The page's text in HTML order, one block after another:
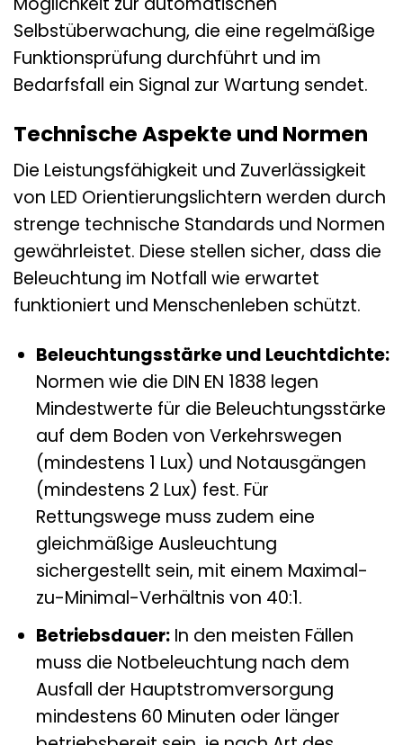
Selbstüberwachung, die eine regelmäßige
Funktionsprüfung durchführt und im
Bedarfsfall ein Signal zur Wartung sendet.
Technische Aspekte und Normen
Die Leistungsfähigkeit und Zuverlässigkeit
von LED Orientierungslichtern werden durch
strenge technische Standards und Normen
gewährleistet. Diese stellen sicher, dass die
Beleuchtung im Notfall wie erwartet
funktioniert und Menschenleben schützt.
Beleuchtungsstärke und Leuchtdichte:
Normen wie die DIN EN 1838 legen
Mindestwerte für die Beleuchtungsstärke
auf dem Boden von Verkehrswegen
(mindestens 1 Lux) und Notausgängen
(mindestens 2 Lux) fest. Für
Rettungswege muss zudem eine
gleichmäßige Ausleuchtung
sichergestellt sein, mit einem Maximal-
zu-Minimal-Verhältnis von 40:1.
Betriebsdauer:In den meisten Fällen
muss die Notbeleuchtung nach dem
Ausfall der Hauptstromversorgung
mindestens 60 Minuten oder länger